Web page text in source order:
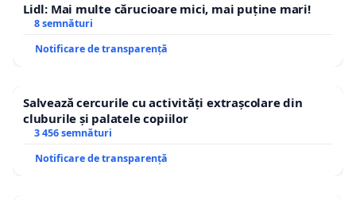
Lidl: Mai multe cărucioare mici, mai puține mari!
8 semnături
Notificare de transparență
Salvează cercurile cu activități extrașcolare din
cluburile și palatele copiilor
3 456 semnături
Notificare de transparență